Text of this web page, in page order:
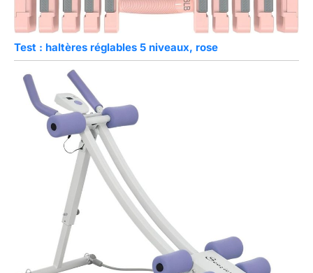
Test : haltères réglables 5 niveaux, rose